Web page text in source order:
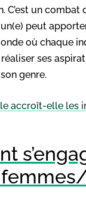
C’est un combat
peut
où chaque
ses
genre.
accroît-elle les